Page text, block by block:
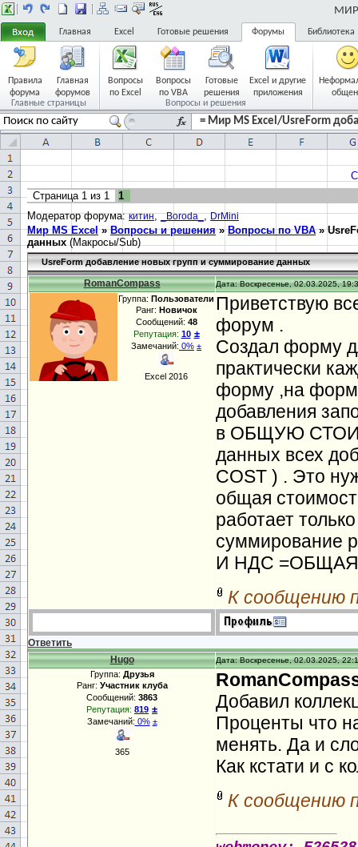
МИР
Главная Excel Готовые решения Форумы Библиотека
Правила
форума
Главная
форумов
Главные страницы
Вопросы
по Excel
Вопросы
по VBA
Готовые
решения
Excel и другие
приложения
Вопросы и решения
= Мир MS Excel/UsreForm
Страница 1 из 1
1
Модератор форума:китин,_Boroda_,DrMini
Мир MS Excel » Вопросы и решения » Вопросы по VBA »
данных (Макросы/Sub)
UsreForm добавление новых групп и суммирование данных
RomanCompass Дата: Воскресенье, 02.03.2025,
Группа: Пользователи
Ранг: Новичок
Сообщений: 48
Репутация: 10 ±
Замечаний: 0% ±
Excel 2016
Приветствую
форум .
Создал форму
практически
форму ,на
добавления
в ОБЩУЮ
данных всех
COST ) . Это
общая
работает
суммирование
И НДС
К сообщению
Ответить
Hugo
Дата: Воскресенье, 02.03.2025,
Группа: Друзья
Ранг: Участник клуба
Сообщений: 3863
Репутация: 819 ±
Замечаний: 0% ±
365
Добавил
Проценты что
менять. Да и
Как кстати и с
К сообщению